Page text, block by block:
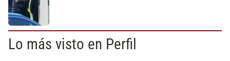
Lo más visto en Perfil